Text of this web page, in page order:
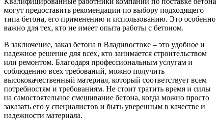
могут предоставить рекомендации по выбору подходящего
типа бетона, его применению и использованию. Это особенно
важно для тех, кто не имеет опыта работы с бетоном.
В заключение, заказ бетона в Владивостоке – это удобное и
надежное решение для всех, кто занимается строительством
или ремонтом. Благодаря профессиональным услугам и
соблюдению всех требований, можно получить
высококачественный материал, который соответствует всем
потребностям и требованиям. Не стоит тратить время и силы
на самостоятельное смешивание бетона, когда можно просто
заказать его у специалистов и быть уверенным в качестве и
надежности материала.